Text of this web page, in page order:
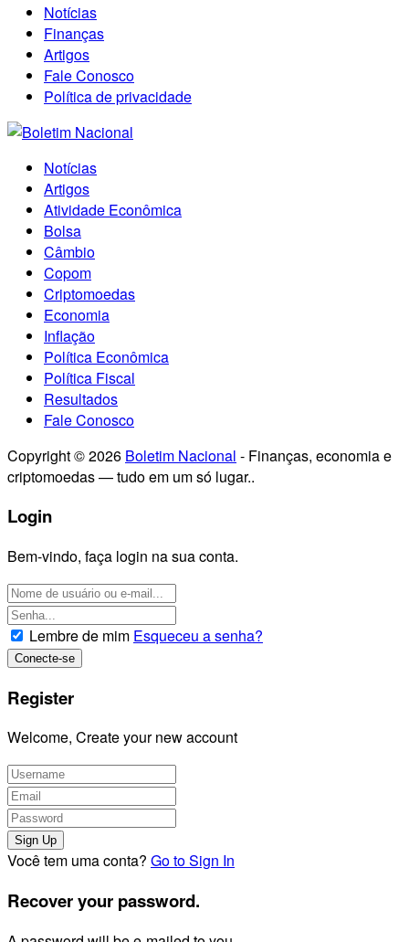
Notícias
Finanças
Artigos
Fale Conosco
Política de privacidade
Notícias
Artigos
Atividade Econômica
Bolsa
Câmbio
Copom
Criptomoedas
Economia
Inflação
Política Econômica
Política Fiscal
Resultados
Fale Conosco
Copyright © 2026 Boletim Nacional - Finanças, economia e
criptomoedas — tudo em um só lugar..
Login
Bem-vindo, faça login na sua conta.
Lembre de mim Esqueceu a senha?
Register
Welcome, Create your new account
Você tem uma conta? Go to Sign In
Recover your password.